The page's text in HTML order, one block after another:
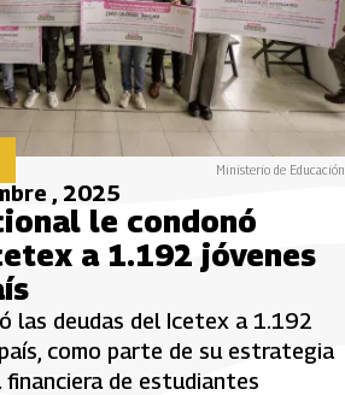
Ministerio de Educación
, 2025
le condonó
a 1.192 jóvenes
las deudas del Icetex a 1.192
como parte de su estrategia
de estudiantes